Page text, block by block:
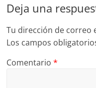
Deja una
Tu dirección de correo
Los campos
Comentario*